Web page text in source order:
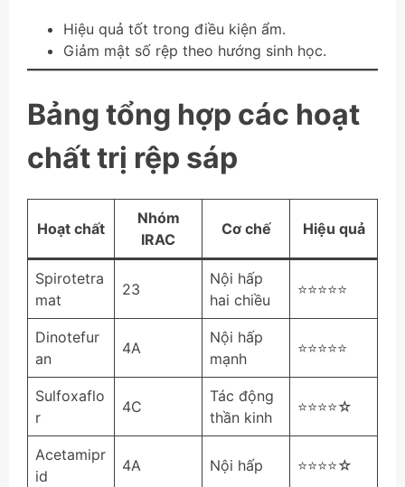
Hiệu quả tốt trong điều kiện ẩm.
Giảm mật số rệp theo hướng sinh học.
Bảng tổng hợp các hoạt
chất trị rệp sáp
Hoạt chất
Nhóm
IRAC
Cơ chế Hiệu quả
Spirotetra
mat
23
Nội hấp
hai chiều
⭐⭐⭐⭐⭐
Dinotefur
an
4A
Nội hấp
mạnh
⭐⭐⭐⭐⭐
Sulfoxaflo
r
4C
Tác động
thần kinh
⭐⭐⭐⭐☆
Acetamipr
id
4A Nội hấp ⭐⭐⭐⭐☆